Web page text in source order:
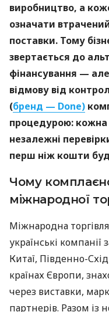
виробництво, а
означати
поставки. Тому
звертається до
фінансування —
відмову від
(бренд — Done)
процедурою: кожна
незалежні
перш ніж кошти
Чому
міжнародної
Міжнародна
українські
Китаї, Південно-
країнах Європи,
через виставки,
партнерів. Разом